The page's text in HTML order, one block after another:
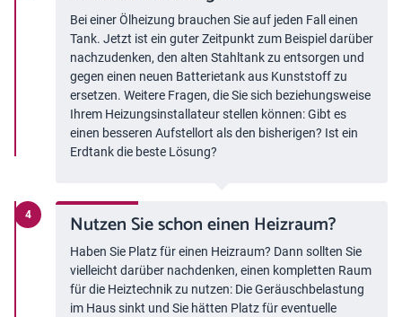
Bei einer Ölheizung brauchen Sie auf jeden Fall einen
Tank. Jetzt ist ein guter Zeitpunkt zum Beispiel darüber
nachzudenken, den alten Stahltank zu entsorgen und
gegen einen neuen Batterietank aus Kunststoff zu
ersetzen. Weitere Fragen, die Sie sich beziehungsweise
Ihrem Heizungsinstallateur stellen können: Gibt es
einen besseren Aufstellort als den bisherigen? Ist ein
Erdtank die beste Lösung?
Nutzen Sie schon einen Heizraum?
Haben Sie Platz für einen Heizraum? Dann sollten Sie
vielleicht darüber nachdenken, einen kompletten Raum
für die Heiztechnik zu nutzen: Die Geräuschbelastung
im Haus sinkt und Sie hätten Platz für eventuelle